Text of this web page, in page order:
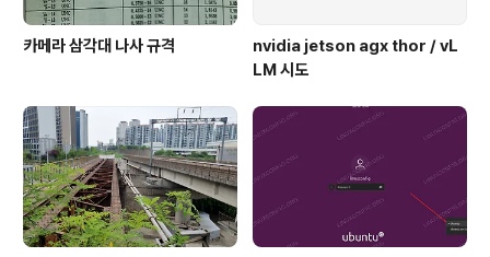
카메라 삼각대 나사 규격
nvidia jetson agx thor / vL
LM 시도